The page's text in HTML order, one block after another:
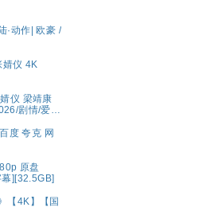
·动作| 欧豪 /
仪 4K
仪 梁靖康
剧情/爱
度 夸克 网
原盘
][32.5GB]
【4K】【国